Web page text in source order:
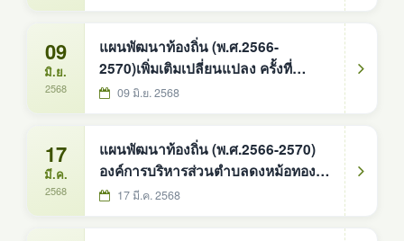
09
มิ.ย.
2568
แผนพัฒนาท้องถิ่น (พ.ศ.2566-
2570)เพิ่มเติมเปลี่ยนแปลง ครั้งที่
2/256809 มิ.ย. 2568
17
มี.ค.
2568
แผนพัฒนาท้องถิ่น (พ.ศ.2566-2570)
องค์การบริหารส่วนตำบลดงหม้อทอง
ใต้ 17 มี.ค. 2568